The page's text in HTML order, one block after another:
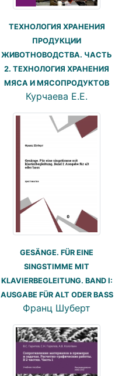
ТЕХНОЛОГИЯ ХРАНЕНИЯ
ПРОДУКЦИИ
ЖИВОТНОВОДСТВА. ЧАСТЬ
2. ТЕХНОЛОГИЯ ХРАНЕНИЯ
МЯСА И МЯСОПРОДУКТОВ
Курчаева Е.Е.
GESÄNGE. FÜR EINE
SINGSTIMME MIT
KLAVIERBEGLEITUNG. BAND I:
AUSGABE FÜR ALT ODER BASS
Франц Шуберт